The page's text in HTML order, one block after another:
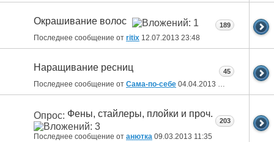
Окрашивание волос
Последнее сообщение от ritix 12.07.2013 23:48
189
Наращивание ресниц
Последнее сообщение от Сама-по-себе 04.04.2013 11:38
45
Опрос: Фены, стайлеры, плойки и проч.
Последнее сообщение от анютка 09.03.2013 11:35
203